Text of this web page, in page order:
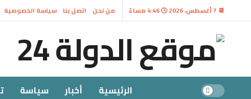
📆 7 أغسطس، 2026 🕓 4:46 مساءً من نحن اتصل بنا سياسة الخصوصية
الرئيسية أخبار سياسة